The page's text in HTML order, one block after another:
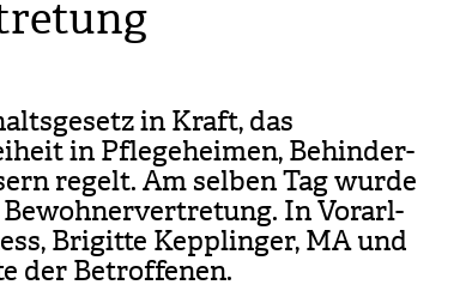
in Kraft, das
in Pfle­ge­hei­men, Behin­der­
regelt. Am sel­ben Tag wurde
In Vor­arl­
Bri­gitte Kepp­lin­ger, MA und
der Betrof­fe­nen.